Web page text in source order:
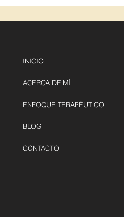
INICIO
ACERCA DE MÍ
ENFOQUE TERAPÉUTICO
BLOG
CONTACTO